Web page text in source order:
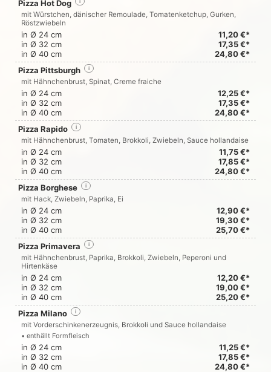
Pizza Hot Dog
mit Würstchen, dänischer Remoulade, Tomatenketchup, Gurken,
Röstzwiebeln
in Ø 24 cm
11,20 €*
in Ø 32 cm
17,35 €*
in Ø 40 cm
24,80 €*
Pizza Pittsburgh
i
mit Hähnchenbrust, Spinat, Creme fraiche
in Ø 24 cm
12,25 €*
in Ø 32 cm
17,35 €*
in Ø 40 cm
24,80 €*
Pizza Rapido
i
mit Hähnchenbrust, Tomaten, Brokkoli, Zwiebeln, Sauce hollandaise
in Ø 24 cm
11,75 €*
in Ø 32 cm
17,85 €*
in Ø 40 cm
24,80 €*
Pizza Borghese
i
mit Hack, Zwiebeln, Paprika, Ei
in Ø 24 cm
12,90 €*
in Ø 32 cm
19,30 €*
in Ø 40 cm
25,70 €*
Pizza Primavera
i
mit Hähnchenbrust, Paprika, Brokkoli, Zwiebeln, Peperoni und
Hirtenkäse
in Ø 24 cm
12,20 €*
in Ø 32 cm
19,00 €*
in Ø 40 cm
25,20 €*
Pizza Milano
i
mit Vorderschinkenerzeugnis, Brokkoli und Sauce hollandaise
• enthällt Formfleisch
in Ø 24 cm
11,25 €*
in Ø 32 cm
17,85 €*
in Ø 40 cm
24,80 €*